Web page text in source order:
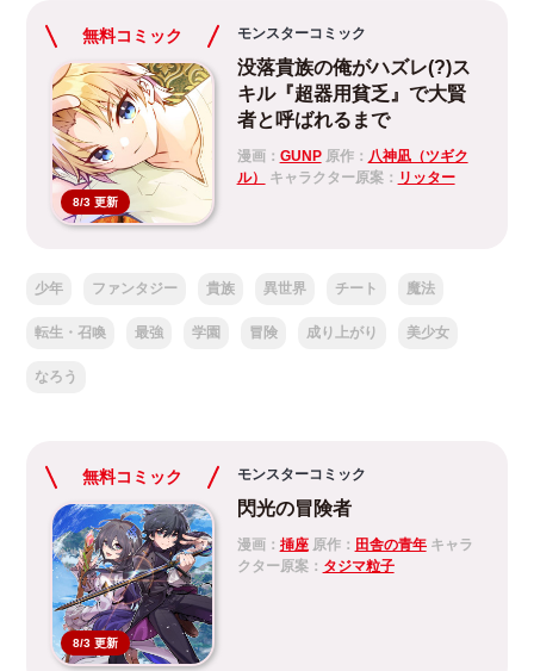
無料コミック
8/3 更新
モンスターコミック
没落貴族の俺がハズレ(?)ス
キル『超器用貧乏』で大賢
者と呼ばれるまで
漫画： GUNP原作： 八神凪（ツギク
ル）
キャラクター原案： リッター
少年 ファンタジー 貴族 異世界 チート 魔法
転生・召喚 最強 学園 冒険 成り上がり 美少女
なろう
無料コミック
8/3 更新
モンスターコミック
閃光の冒険者
漫画： 挿座原作： 田舎の青年キャラ
クター原案： タジマ粒子